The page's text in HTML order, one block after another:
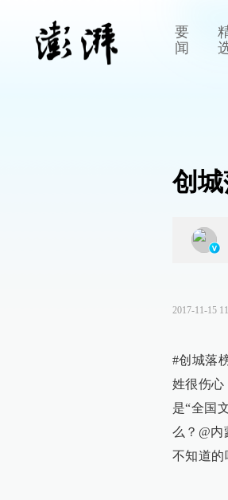
要
闻
创城
2017-11-15
#创城落
姓很伤心
是“全国
么？@内
不知道的